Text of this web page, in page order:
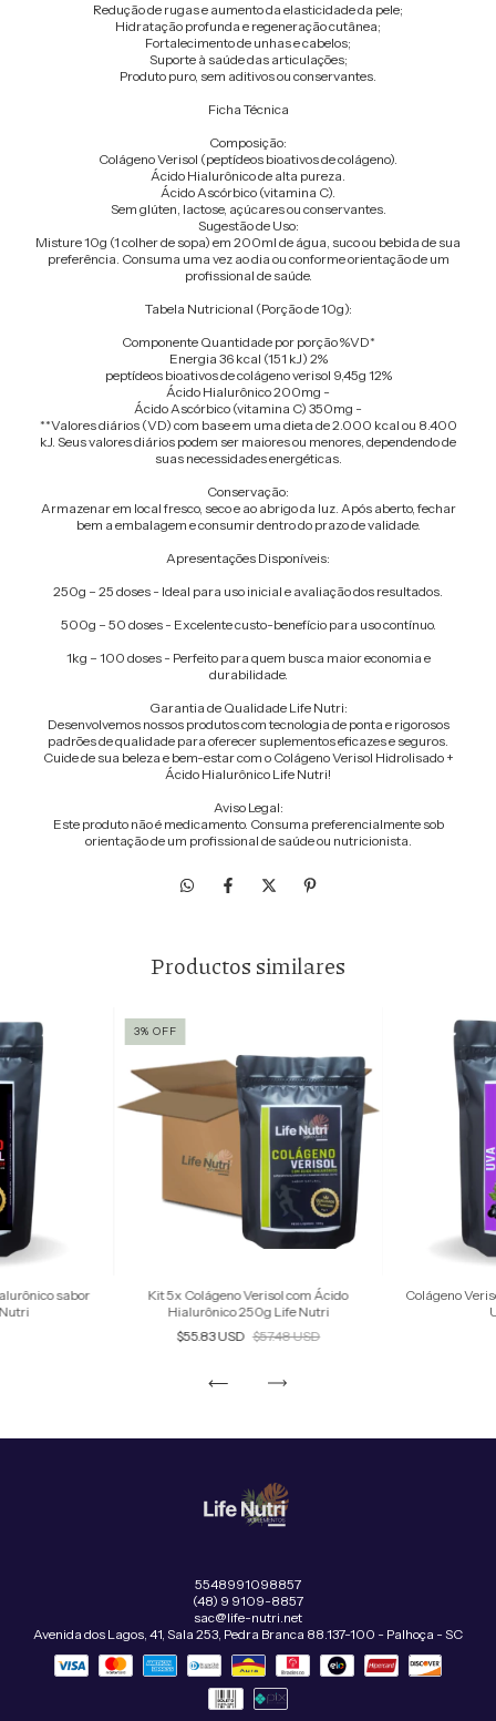
Redução de rugas e aumento da elasticidade da pele;
Hidratação profunda e regeneração cutânea;
Fortalecimento de unhas e cabelos;
Suporte à saúde das articulações;
Produto puro, sem aditivos ou conservantes.
Ficha Técnica
Composição:
Colágeno Verisol (peptídeos bioativos de colágeno).
Ácido Hialurônico de alta pureza.
Ácido Ascórbico (vitamina C).
Sem glúten, lactose, açúcares ou conservantes.
Sugestão de Uso:
Misture 10g (1 colher de sopa) em 200ml de água, suco ou bebida de sua
preferência. Consuma uma vez ao dia ou conforme orientação de um
profissional de saúde.
Tabela Nutricional (Porção de 10g):
Componente Quantidade por porção %VD*
Energia 36 kcal (151 kJ) 2%
peptídeos bioativos de colágeno verisol 9,45g 12%
Ácido Hialurônico 200mg -
Ácido Ascórbico (vitamina C) 350mg -
**Valores diários (VD) com base em uma dieta de 2.000 kcal ou 8.400
kJ. Seus valores diários podem ser maiores ou menores, dependendo de
suas necessidades energéticas.
Conservação:
Armazenar em local fresco, seco e ao abrigo da luz. Após aberto, fechar
bem a embalagem e consumir dentro do prazo de validade.
Apresentações Disponíveis:
250g – 25 doses - Ideal para uso inicial e avaliação dos resultados.
500g – 50 doses - Excelente custo-benefício para uso contínuo.
1kg – 100 doses - Perfeito para quem busca maior economia e
durabilidade.
Garantia de Qualidade Life Nutri:
Desenvolvemos nossos produtos com tecnologia de ponta e rigorosos
padrões de qualidade para oferecer suplementos eficazes e seguros.
Cuide de sua beleza e bem-estar com o Colágeno Verisol Hidrolisado +
Ácido Hialurônico Life Nutri!
Aviso Legal:
Este produto não é medicamento. Consuma preferencialmente sob
orientação de um profissional de saúde ou nutricionista.
Productos similares
sabor
3% OFF
Kit 5x Colágeno Verisol com Ácido
Hialurônico 250g Life Nutri
$55.83 USD $57.48 USD
Colágeno
5548991098857
(48) 9 9109-8857
sac@life-nutri.net
Avenida dos Lagos, 41, Sala 253, Pedra Branca 88.137-100 - Palhoça - SC